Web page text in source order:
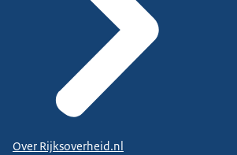
Over Rijksoverheid.nl